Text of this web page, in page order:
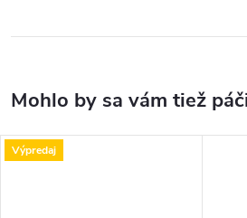
Výpredaj